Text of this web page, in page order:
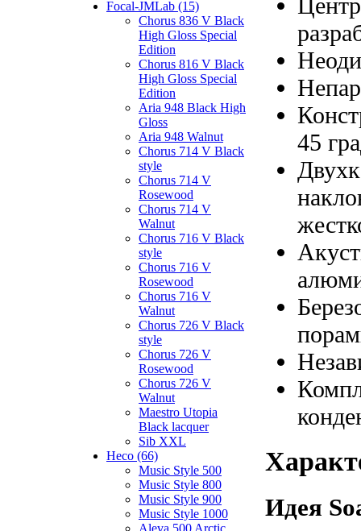
Focal-JMLab (15)
Chorus 836 V Black
High Gloss Special
Edition
Chorus 816 V Black
High Gloss Special
Edition
Aria 948 Black High
Gloss
Aria 948 Walnut
Chorus 714 V Black
style
Chorus 714 V
Rosewood
Chorus 714 V
Walnut
Chorus 716 V Black
style
Chorus 716 V
Rosewood
Chorus 716 V
Walnut
Chorus 726 V Black
style
Chorus 726 V
Rosewood
Chorus 726 V
Walnut
Maestro Utopia
Black lacquer
Sib XXL
Heco (66)
Music Style 500
Music Style 800
Music Style 900
Music Style 1000
Aleva 500 Arctic
45
Идея